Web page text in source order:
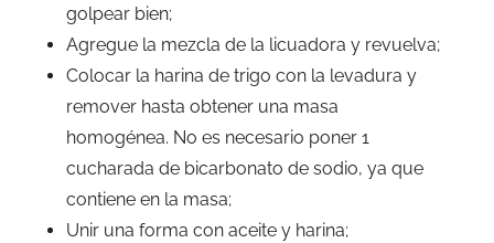
golpear bien;
Agregue la mezcla de la licuadora y revuelva;
Colocar la harina de trigo con la levadura y
remover hasta obtener una masa
homogénea. No es necesario poner 1
cucharada de bicarbonato de sodio, ya que
contiene en la masa;
Unir una forma con aceite y harina;